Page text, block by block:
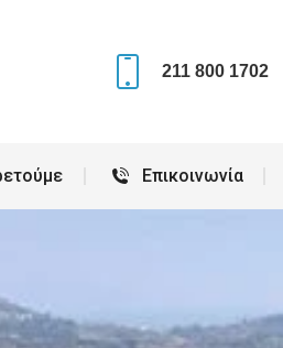
211 800 1702
Επικοινωνία
Περιοχές που εξυπηρετούμε